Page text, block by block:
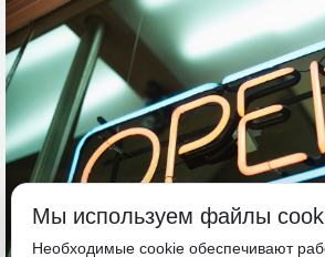
Мы используем файлы
Необходимые cookie обеспечивают